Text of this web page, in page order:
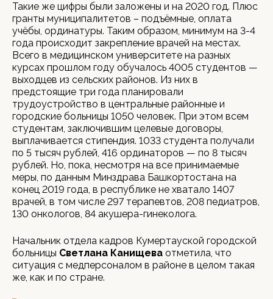
Такие же цифры были заложены и на 2020 год. Плюс
гранты муниципалитетов – подъёмные, оплата
учёбы, ординатуры. Таким образом, минимум на 3-4
года происходит закрепление врачей на местах.
Всего в медицинском университете на разных
курсах прошлом году обучалось 4005 студентов —
выходцев из сельских районов. Из них в
предстоящие три года планировали
трудоустройство в центральные районные и
городские больницы 1050 человек. При этом всем
студентам, заключившим целевые договоры,
выплачивается стипендия. 1033 студента получали
по 5 тысяч рублей, 416 ординаторов — по 8 тысяч
рублей. Но, пока, несмотря на все принимаемые
меры, по данным Минздрава Башкортостана на
конец 2019 года, в республике не хватало 1407
врачей, в том числе 297 терапевтов, 208 педиатров,
130 онкологов, 84 акушера-гинеколога.
Начальник отдела кадров Кумертауской городской
больницы Светлана Канищева отметила, что
ситуация с медперсоналом в районе в целом такая
же, как и по стране.